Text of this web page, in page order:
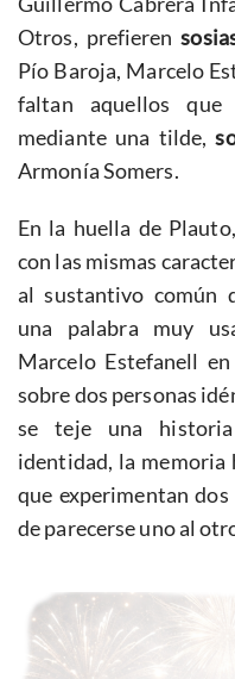
Otros, prefieren
Pío Baroja, Marcelo
faltan aquellos
mediante una tilde,
Armonía Somers.
En la huella de
con las mismas
al sustantivo común
una palabra muy
Marcelo Estefanell
sobre dos personas
se teje una
identidad, la memoria
que experimentan
de parecerse uno al